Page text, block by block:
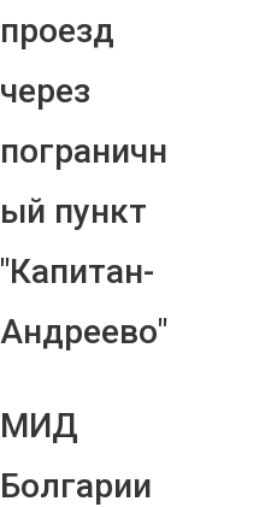
проезд
через
пограничн
ый пункт
"Капитан-
Андреево"
МИД
Болгарии